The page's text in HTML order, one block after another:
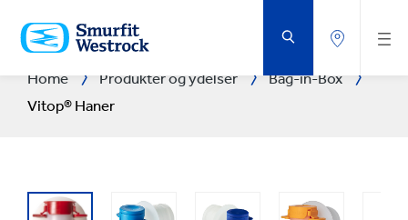
DIREKTE
TIL
HOVEDINDHOLDET
Home Produkter og ydelser
Bag-in-Box
Vitop® Haner